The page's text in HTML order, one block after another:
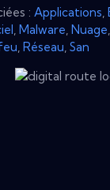
: Applications
Malware Nuage
Réseau San